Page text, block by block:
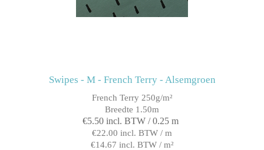
Swipes - M - French Terry - Alsemgroen
French Terry 250g/m²
Breedte 1.50m
€5.50 incl. BTW / 0.25 m
€22.00 incl. BTW / m
€14.67 incl. BTW / m²